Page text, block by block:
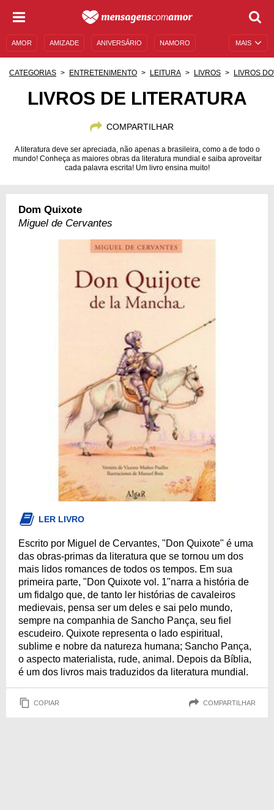
MAIS
AMOR AMIZADE ANIVERSÁRIO NAMORO
CATEGORIAS ENTRETENIMENTO LEITURA LIVROS LIVROS
LIVROS DE LITERATURA
COMPARTILHAR
A literatura deve ser apreciada, não apenas a brasileira, como a de todo o
mundo! Conheça as maiores obras da literatura mundial e saiba aproveitar
cada palavra escrita! Um livro ensina muito!
Dom Quixote
Miguel de Cervantes
LER LIVRO
Escrito por Miguel de Cervantes, "Don Quixote" é uma
das obras-primas da literatura que se tornou um dos
mais lidos romances de todos os tempos. Em sua
primeira parte, "Don Quixote vol. 1"narra a história de
um fidalgo que, de tanto ler histórias de cavaleiros
medievais, pensa ser um deles e sai pelo mundo,
sempre na companhia de Sancho Pança, seu fiel
escudeiro. Quixote representa o lado espiritual,
sublime e nobre da natureza humana; Sancho Pança,
o aspecto materialista, rude, animal. Depois da Bíblia,
é um dos livros mais traduzidos da literatura mundial.
COPIAR COMPARTILHAR